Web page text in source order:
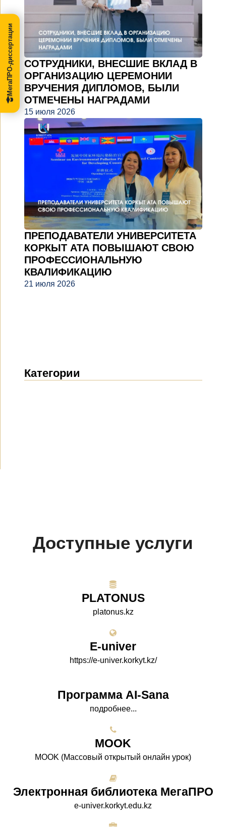
СОТРУДНИКИ, ВНЕСШИЕ ВКЛАД В
ОРГАНИЗАЦИЮ ЦЕРЕМОНИИ
ВРУЧЕНИЯ ДИПЛОМОВ, БЫЛИ
ОТМЕЧЕНЫ НАГРАДАМИ
15 июля 2026
ПРЕПОДАВАТЕЛИ УНИВЕРСИТЕТА
КОРКЫТ АТА ПОВЫШАЮТ СВОЮ
ПРОФЕССИОНАЛЬНУЮ
КВАЛИФИКАЦИЮ
21 июля 2026
Категории
Доступные услуги
PLATONUS
platonus.kz
E-univer
https://e-univer.korkyt.kz/
Программа AI-Sana
подробнее...
МООK
МООK (Массовый открытый онлайн урок)
Электронная библиотека МегаПРО
e-univer.korkyt.edu.kz
МегаПРО-диссертации